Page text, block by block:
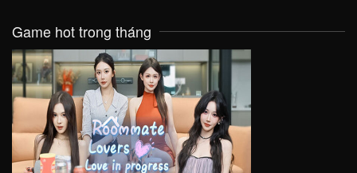
Game hot trong tháng
VIEW